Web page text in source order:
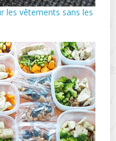
les vêtements sans les